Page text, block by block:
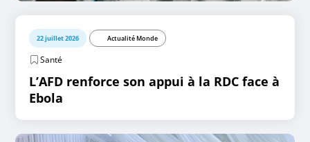
22 juillet 2026 Actualité Monde
Santé
L’AFD renforce son appui à la RDC face à
Ebola